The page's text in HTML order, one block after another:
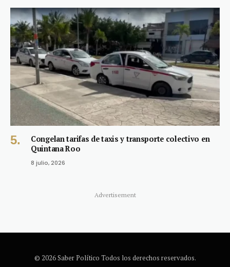
Congelan tarifas de taxis y transporte colectivo en
Quintana Roo
8 julio, 2026
Advertisement
© 2026 Saber Político Todos los derechos reservados.